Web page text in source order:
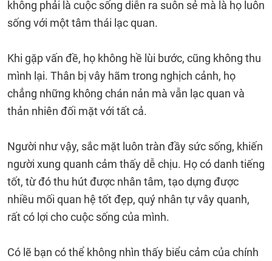
không phải là cuộc sống diễn ra suôn sẻ mà là họ luôn
sống với một tâm thái lạc quan.
Khi gặp vấn đề, họ không hề lùi bước, cũng không thu
mình lại. Thân bị vây hãm trong nghịch cảnh, họ
chẳng những không chán nản mà vẫn lạc quan và
thản nhiên đối mặt với tất cả.
Người như vậy, sắc mặt luôn tràn đầy sức sống, khiến
người xung quanh cảm thấy dễ chịu. Họ có danh tiếng
tốt, từ đó thu hút được nhân tâm, tạo dựng được
nhiều mối quan hệ tốt đẹp, quý nhân tự vây quanh,
rất có lợi cho cuộc sống của mình.
Có lẽ bạn có thể không nhìn thấy biểu cảm của chính